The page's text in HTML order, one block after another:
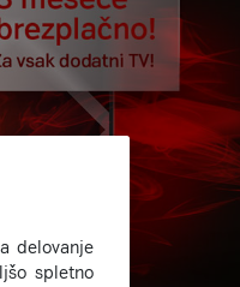
delovanje
spletno